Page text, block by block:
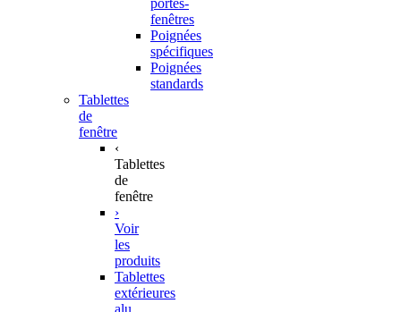
fenêtres
Poignées
spécifiques
Poignées
standards
Tablettes
de
fenêtre
‹
Tablettes
de
fenêtre
›
Voir
les
produits
Tablettes
extérieures
alu